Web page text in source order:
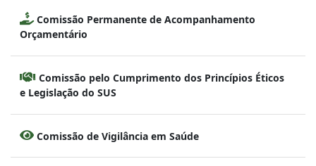
Comissão Permanente de Acompanhamento
Orçamentário
Comissão pelo Cumprimento dos Princípios Éticos
e Legislação do SUS
Comissão de Vigilância em Saúde